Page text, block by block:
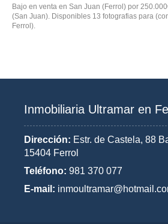
Bajo en venta en San Juan (Ferrol) por
(San Juan). Disponibles 13 fotografias para
Ferrol).
Inmobiliaria Ultramar en
Dirección: Estr. de Castela, 88
15404 Ferrol
Teléfono: 981 370 077
E-mail: